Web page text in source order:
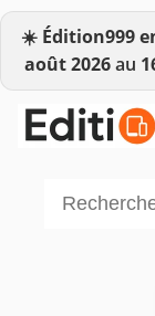
☀️ Édition999
août 2026au